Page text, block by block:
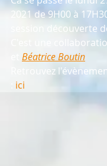
2021 de 9H00 à
session découverte
C'est une
Béatrice Boutin
Retrouvez
ici